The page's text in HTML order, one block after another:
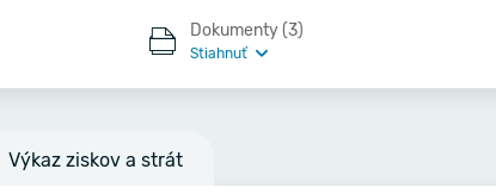
Dokumenty (3)
Stiahnuť
Výkaz ziskov a strát